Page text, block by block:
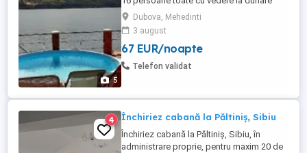
5
Pensiunea are deschidere la dunare 25 m
se poate pescui
Dubova, Mehedinti
3 august
67 EUR/noapte
Telefon validat
4 Închiriez cabană la Păltiniș, Sibiu
Închiriez cabană la Păltiniș, Sibiu, în
administrare proprie, pentru maxim 20 de